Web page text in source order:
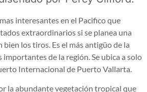
interesantes en el Pacifico que
extraordinarios si se planea una
bien los tiros. Es el más antigüo de la
importantes de la región. Se ubica a solo
Internacional de Puerto Vallarta.
la abundante vegetación tropical que